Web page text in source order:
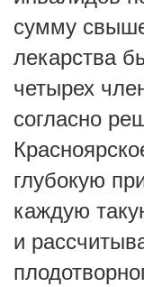
сумму
лекарства
четырех
согласно
глубокую
каждую
и